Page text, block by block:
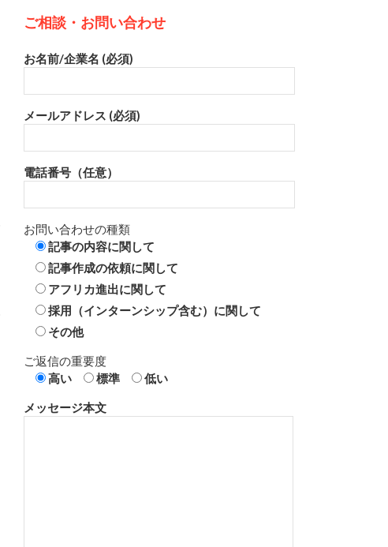
ご相談・お問い合わせ
お名前/企業名 (必須)
メールアドレス (必須)
電話番号（任意）
お問い合わせの種類
記事の内容に関して
記事作成の依頼に関して
アフリカ進出に関して
採用（インターンシップ含む）に関して
その他
ご返信の重要度
高い
標準 低い
メッセージ本文